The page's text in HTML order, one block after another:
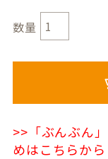
>>「ぶんぶん
めはこちらから